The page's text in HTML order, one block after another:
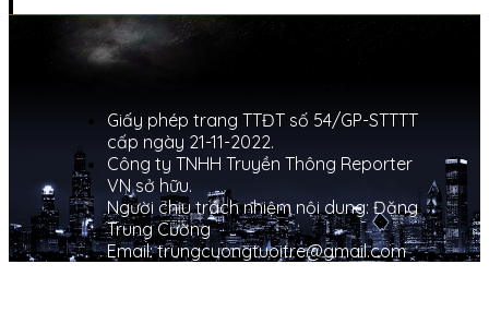
Giấy phép trang TTĐT số 54/GP-STTTT
cấp ngày 21-11-2022.
Công ty TNHH Truyền Thông Reporter
VN sở hữu.
Người chịu trách nhiệm nội dung: Đặng
Trung Cường
Email: trungcuongtuoitre@gmail.com